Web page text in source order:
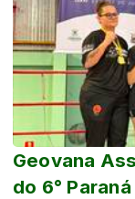
Geovana
do 6°